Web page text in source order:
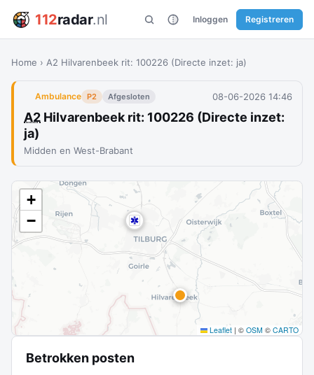
112radar.nl Inloggen Registreren
Home › A2 Hilvarenbeek rit: 100226 (Directe inzet: ja)
Ambulance P2 Afgesloten 08-06-2026 14:46
A2 Hilvarenbeek rit: 100226 (Directe inzet:
ja)
Midden en West-Brabant
+
−
Leaflet | © OSM © CARTO
Betrokken posten